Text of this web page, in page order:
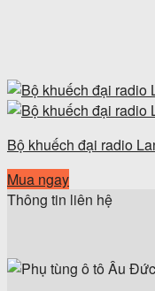
Bộ khuếch đại radio
Mua ngay
Thông tin liên hệ